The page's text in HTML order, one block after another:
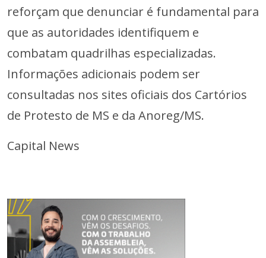
reforçam que denunciar é fundamental para
que as autoridades identifiquem e
combatam quadrilhas especializadas.
Informações adicionais podem ser
consultadas nos sites oficiais dos Cartórios
de Protesto de MS e da Anoreg/MS.
Capital News